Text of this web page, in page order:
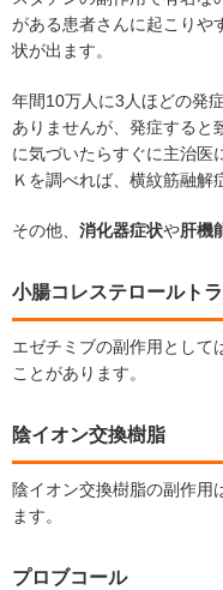
がある患者さんに起こりや
状が出ます。
年間10万人に3人ほどの発
ありませんが、発症すると
に気づいたらすぐに主治医
Ｋを調べれば、横紋筋融解
その他、 消化器症状や肝機
小腸コレステロールト
エゼチミブの副作用として
ことがあります。
陰イオン交換樹脂
陰イオン交換樹脂の副作用
ます。
プロブコール